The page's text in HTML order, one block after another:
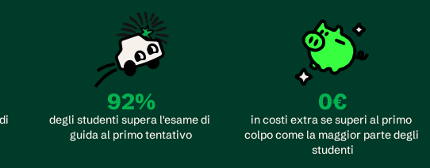
92%
degli studenti supera l'esame di
guida al primo tentativo
0€
in costi extra se superi al primo
colpo come la maggior parte degli
studenti